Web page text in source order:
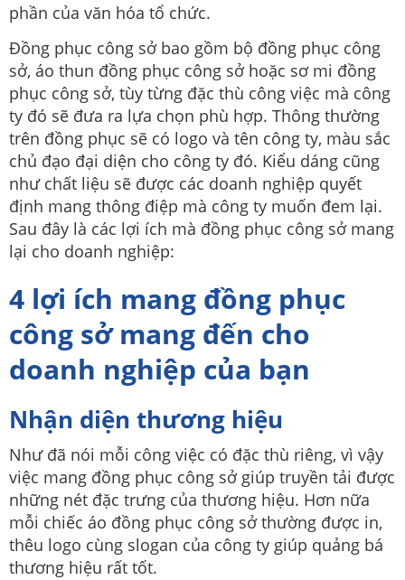
phần của văn hóa tổ chức.
Đồng phục công sở bao gồm bộ đồng phục công
sở, áo thun đồng phục công sở hoặc sơ mi đồng
phục công sở, tùy từng đặc thù công việc mà công
ty đó sẽ đưa ra lựa chọn phù hợp. Thông thường
trên đồng phục sẽ có logo và tên công ty, màu sắc
chủ đạo đại diện cho công ty đó. Kiểu dáng cũng
như chất liệu sẽ được các doanh nghiệp quyết
định mang thông điệp mà công ty muốn đem lại.
Sau đây là các lợi ích mà đồng phục công sở mang
lại cho doanh nghiệp:
4 lợi ích mang đồng phục
công sở mang đến cho
doanh nghiệp của bạn
Nhận diện thương hiệu
Như đã nói mỗi công việc có đặc thù riêng, vì vậy
việc mang đồng phục công sở giúp truyền tải được
những nét đặc trưng của thương hiệu. Hơn nữa
mỗi chiếc áo đồng phục công sở thường được in,
thêu logo cùng slogan của công ty giúp quảng bá
thương hiệu rất tốt.